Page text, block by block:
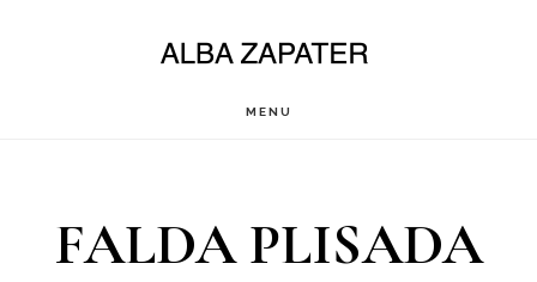
MENU
FALDA PLISADA